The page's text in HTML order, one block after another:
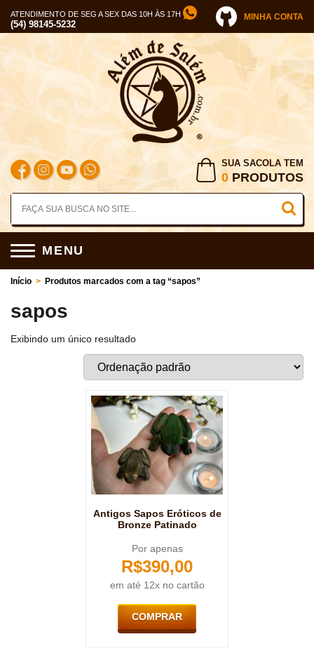
ATENDIMENTO DE SEG A SEX DAS 10H ÀS 17H
(54) 98145-5232
MINHA CONTA
SUA SACOLA TEM
0 PRODUTOS
MENU
Início > Produtos marcados com a tag “sapos”
sapos
Exibindo um único resultado
Antigos Sapos Eróticos de
Bronze Patinado
Por apenas
R$390,00
em até 12x no cartão
COMPRAR